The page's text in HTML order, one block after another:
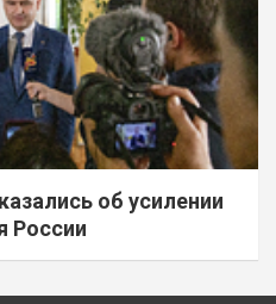
об усилении
России